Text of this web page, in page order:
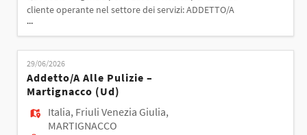
cliente operante nel settore dei servizi: ADDETTO/A
ALLE PULIZIE – TORVISCOSA (UD) Responsabilità: -
Pulizia e sanificazione degli ambienti; - Riordino
degli spazi assegnati; - Utilizzo dei principali
strumenti e prodotti per la pulizia nel rispetto degli
standard aziendali. Requisiti: - P
...
29/06/2026
Addetto/a Alle Pulizie –
Martignacco (ud)
Italia, Friuli Venezia Giulia,
MARTIGNACCO